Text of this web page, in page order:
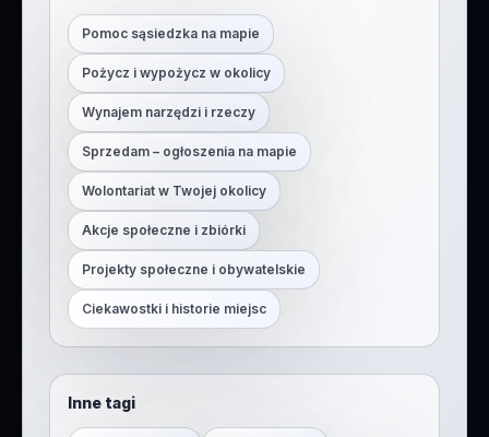
Pomoc sąsiedzka na mapie
Pożycz i wypożycz w okolicy
Wynajem narzędzi i rzeczy
Sprzedam – ogłoszenia na mapie
Wolontariat w Twojej okolicy
Akcje społeczne i zbiórki
Projekty społeczne i obywatelskie
Ciekawostki i historie miejsc
Inne tagi